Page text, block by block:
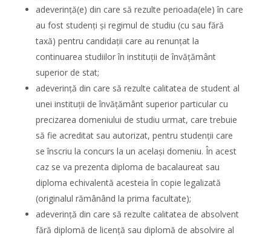
adeverinţă(e) din care să rezulte perioada(ele) în care
au fost studenţi şi regimul de studiu (cu sau fără
taxă) pentru candidaţii care au renunţat la
continuarea studiilor în instituţii de învăţământ
superior de stat;
adeverinţă din care să rezulte calitatea de student al
unei instituţii de învăţământ superior particular cu
precizarea domeniului de studiu urmat, care trebuie
să fie acreditat sau autorizat, pentru studenţii care
se înscriu la concurs la un acelaşi domeniu. În acest
caz se va prezenta diploma de bacalaureat sau
diploma echivalentă acesteia în copie legalizată
(originalul rămânând la prima facultate);
adeverinţă din care să rezulte calitatea de absolvent
fără diplomă de licenţă sau diplomă de absolvire al